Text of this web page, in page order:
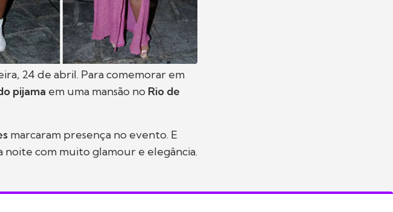
24 de abril. Para comemorar em
pijama em uma mansão no Rio de
marcaram presença no evento. E
noite com muito glamour e elegância.